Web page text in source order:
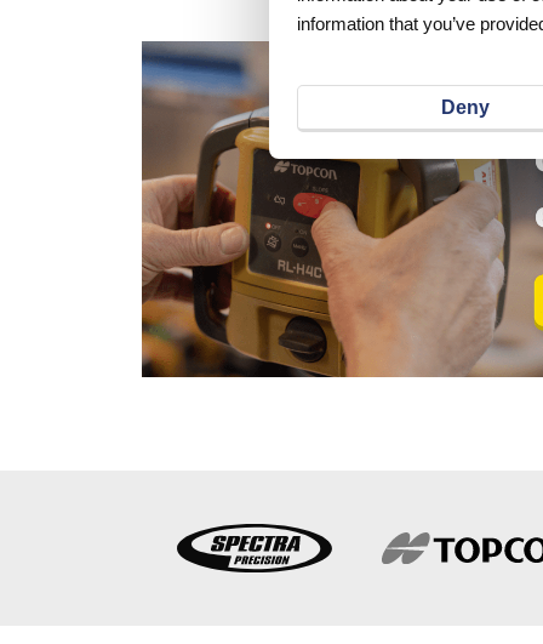
information that you’ve
Deny